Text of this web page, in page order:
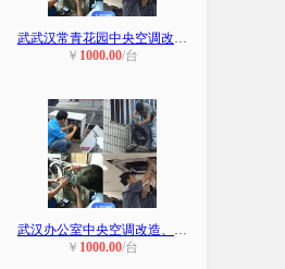
武武汉常青花园中央空调改造、加装
￥ 1000.00/台
武汉办公室中央空调改造、加装、改管
￥ 1000.00/台